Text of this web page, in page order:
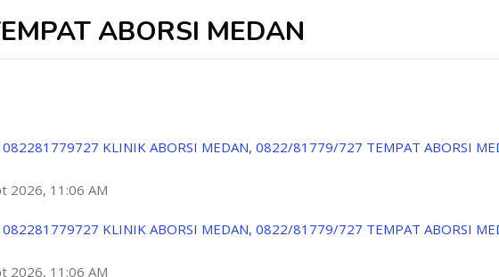
ABORSI MEDAN
082281779727 KLINIK ABORSI MEDAN, 0822/81779/727 TEMPAT ABORSI
2026, 11:06 AM
082281779727 KLINIK ABORSI MEDAN, 0822/81779/727 TEMPAT ABORSI
2026, 11:06 AM